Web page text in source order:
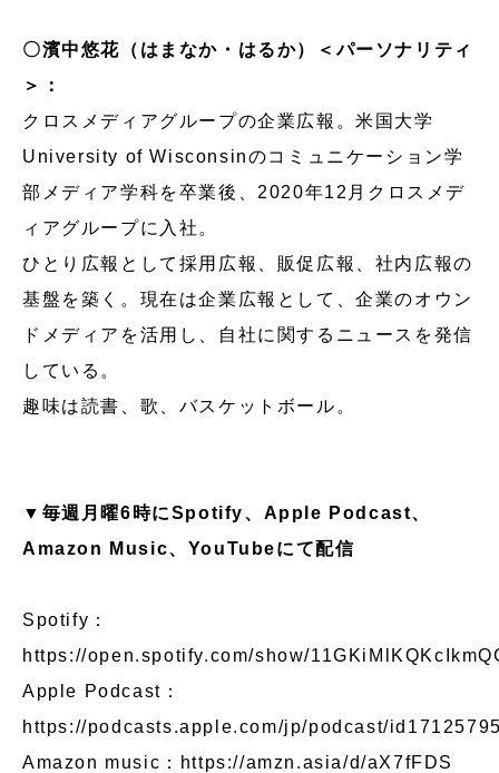
〇濱中悠花（はまなか・はるか）＜パーソナリティ
＞：
クロスメディアグループの企業広報。米国大学
University of Wisconsinのコミュニケーション学
部メディア学科を卒業後、2020年12月クロスメデ
ィアグループに入社。
ひとり広報として採用広報、販促広報、社内広報の
基盤を築く。現在は企業広報として、企業のオウン
ドメディアを活用し、自社に関するニュースを発信
している。
趣味は読書、歌、バスケットボール。
▼毎週月曜6時にSpotify、Apple Podcast、
Amazon Music、YouTubeにて配信
Spotify：
https://open.spotify.com/show/
Apple Podcast：
https://podcasts.apple.com/jp/podcast/
Amazon music：
https://amzn.asia/d/aX7fFDS